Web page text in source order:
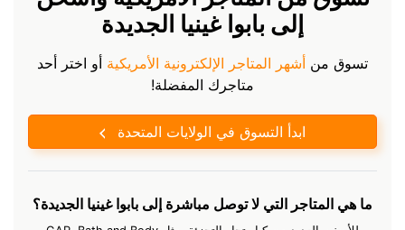
إلى بابوا غينيا الجديدة
تسوق من أشهر المتاجر الإلكترونية الأمريكية أو اختر أحد
متاجرك المفضلة!
ابدأ التسوق في الولايات المتحدة
ما هي المتاجر التي لا توصل مباشرة إلى بابوا غينيا الجديدة؟